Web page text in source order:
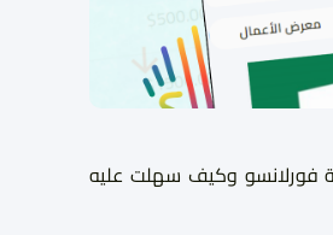
فورلانسو وكيف سهلت عليه